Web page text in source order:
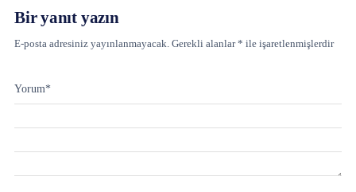
Bir yanıt yazın
E-posta adresiniz yayınlanmayacak. Gerekli alanlar* ile işaretlenmişlerdir
Yorum*